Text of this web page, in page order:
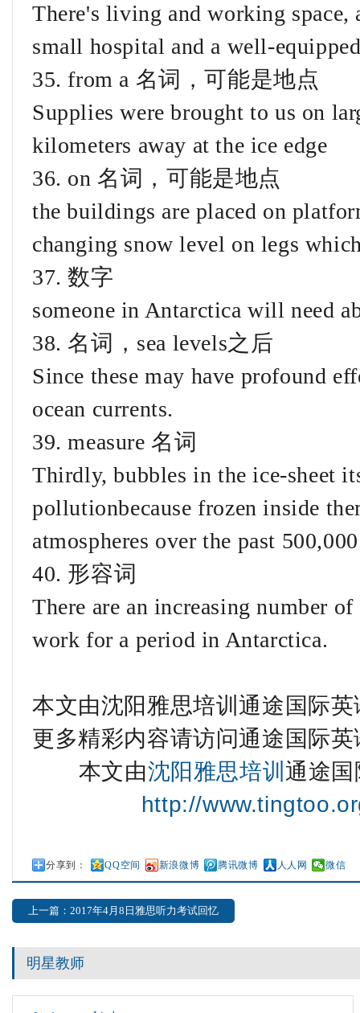
There's living and working
small hospital and a well-
35. from a 名词，可能是地点
Supplies were brought to us on
kilometers away at the ice edge
36. on 名词，可能是地点
the buildings are placed on
changing snow level on legs
37. 数字
someone in Antarctica will need
38. 名词，sea levels之后
Since these may have profound
ocean currents.
39. measure 名词
Thirdly, bubbles in the ice-sheet
pollutionbecause frozen inside
atmospheres over the past
40. 形容词
There are an increasing number
work for a period in Antarctica.
本文由沈阳雅思培训通途国际
更多精彩内容请访问通途国际
本文由沈阳雅思培训 通途
http://
分享到： QQ空间 新浪微博 腾讯微博 人人网 微信
上一篇：2017年4月8日雅思听力考试回忆
明星教师